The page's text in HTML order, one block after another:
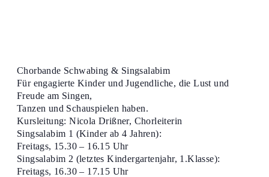
Chorbande Schwabing & Singsalabim
Für engagierte Kinder und Jugendliche, die Lust und
Freude am Singen,
Tanzen und Schauspielen haben.
Kursleitung: Nicola Drißner, Chorleiterin
Singsalabim 1 (Kinder ab 4 Jahren):
Freitags, 15.30 – 16.15 Uhr
Singsalabim 2 (letztes Kindergartenjahr, 1.Klasse):
Freitags, 16.30 – 17.15 Uhr